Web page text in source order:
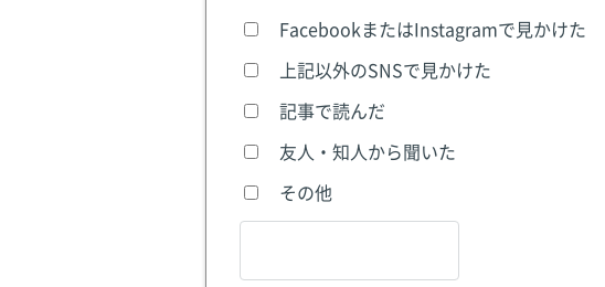
FacebookまたはInstagramで見かけた
上記以外のSNSで見かけた
記事で読んだ
友人・知人から聞いた
その他